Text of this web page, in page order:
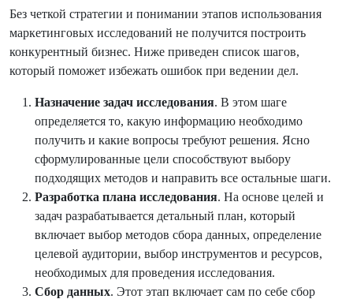
Без четкой стратегии и понимании этапов использования
маркетинговых исследований не получится построить
конкурентный бизнес. Ниже приведен список шагов,
который поможет избежать ошибок при ведении дел.
Назначение задач исследования. В этом шаге
определяется то, какую информацию необходимо
получить и какие вопросы требуют решения. Ясно
сформулированные цели способствуют выбору
подходящих методов и направить все остальные шаги.
Разработка плана исследования. На основе целей и
задач разрабатывается детальный план, который
включает выбор методов сбора данных, определение
целевой аудитории, выбор инструментов и ресурсов,
необходимых для проведения исследования.
Сбор данных. Этот этап включает сам по себе сбор